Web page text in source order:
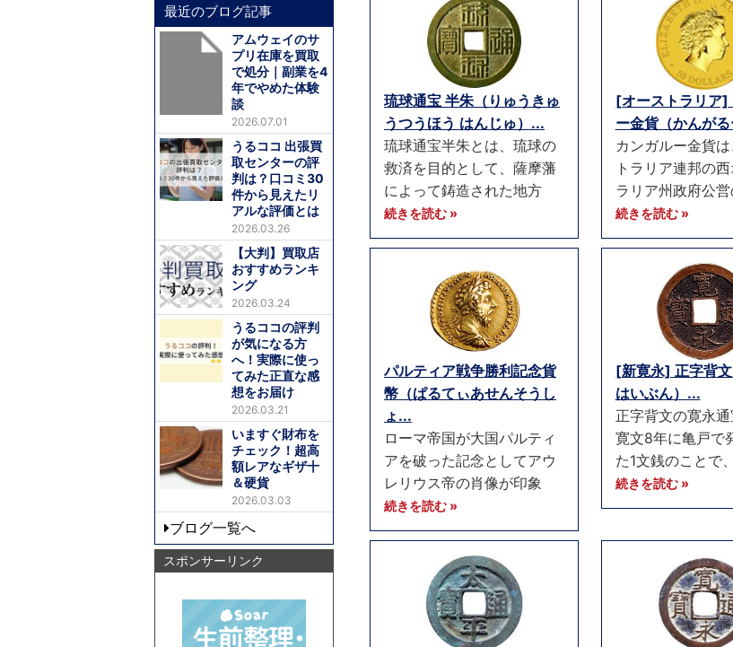
琉球通宝 半朱（りゅうきゅ
うつうほう はんじゅ）...
琉球通宝半朱とは、琉球の
救済を目的として、薩摩藩
によって鋳造された地方
続きを読む »
[オーストラリア]
ー金貨（かんが
カンガルー金貨
トラリア連邦の
ラリア州政府公
続きを読む »
パルティア戦争勝利記念貨
幣（ぱるてぃあせんそうし
ょ...
ローマ帝国が大国パルティ
アを破った記念としてアウ
レリウス帝の肖像が印象
続きを読む »
[新寛永] 正字背
はいぶん）...
正字背文の寛永通
寛文8年に亀戸で
た1文銭のことで
続きを読む »
最近のブログ記事
アムウェイのサ
プリ在庫を買取
で処分｜副業を4
年でやめた体験
談
2026.07.01
うるココ 出張買
取センターの評
判は？口コミ30
件から見えたリ
アルな評価とは
2026.03.26
【大判】買取店
おすすめランキ
ング
2026.03.24
うるココの評判
が気になる方
へ！実際に使っ
てみた正直な感
想をお届け
2026.03.21
いますぐ財布を
チェック！超高
額レアなギザ十
＆硬貨
2026.03.03
ブログ一覧へ
スポンサーリンク